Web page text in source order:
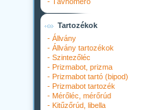
Tartozékok
- Állvány
- Állvány tartozékok
- Szintezőléc
- Prizmabot, prizma
- Prizmabot tartó (bipod)
- Prizmabot tartozék
- Mérőléc, mérőrúd
- Kitűzőrúd, libella